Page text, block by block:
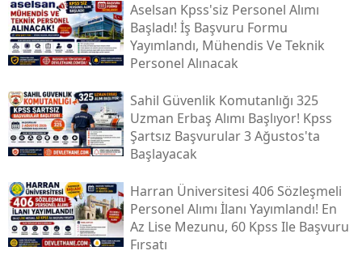
Aselsan Kpss'siz Personel Alımı
Başladı! İş Başvuru Formu
Yayımlandı, Mühendis Ve Teknik
Personel Alınacak
Sahil Güvenlik Komutanlığı 325
Uzman Erbaş Alımı Başlıyor! Kpss
Şartsız Başvurular 3 Ağustos'ta
Başlayacak
Harran Üniversitesi 406 Sözleşmeli
Personel Alımı İlanı Yayımlandı! En
Az Lise Mezunu, 60 Kpss Ile Başvuru
Fırsatı